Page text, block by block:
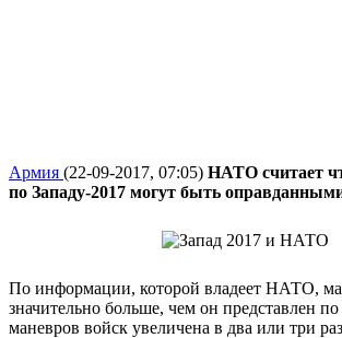
Армия (22-09-2017, 07:05) НАТО считает
по Западу-2017 могут быть
По информации, которой владеет НАТО,
значительно больше, чем он представлен
маневров войск увеличена в два или три